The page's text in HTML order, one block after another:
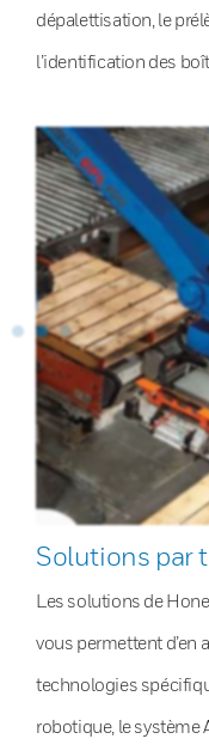
dépalettisation, le
l’identification des
Solutions par
Les solutions de
vous permettent d’en
technologies
robotique, le système